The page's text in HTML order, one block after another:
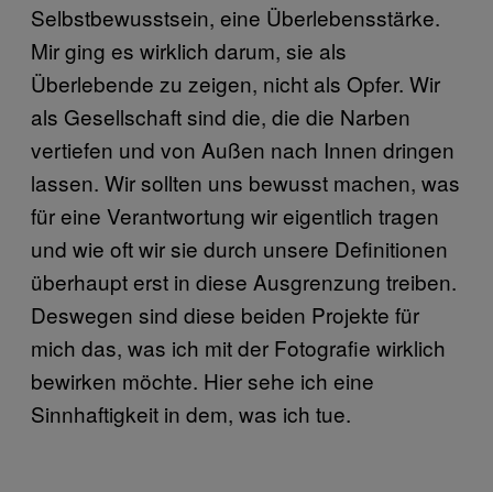
Selbstbewusstsein, eine Überlebensstärke.
Mir ging es wirklich darum, sie als
Überlebende zu zeigen, nicht als Opfer. Wir
als Gesellschaft sind die, die die Narben
vertiefen und von Außen nach Innen dringen
lassen. Wir sollten uns bewusst machen, was
für eine Verantwortung wir eigentlich tragen
und wie oft wir sie durch unsere Definitionen
überhaupt erst in diese Ausgrenzung treiben.
Deswegen sind diese beiden Projekte für
mich das, was ich mit der Fotografie wirklich
bewirken möchte. Hier sehe ich eine
Sinnhaftigkeit in dem, was ich tue.